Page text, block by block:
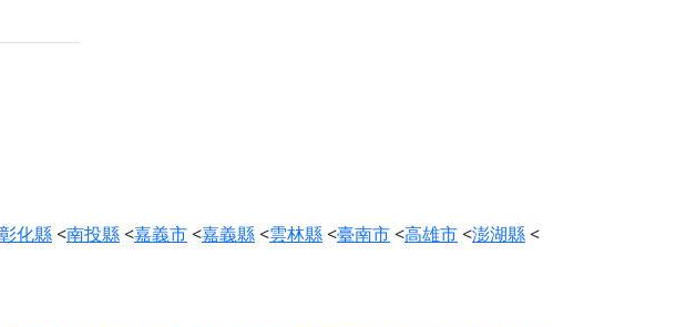
彰化縣<南投縣<嘉義市<嘉義縣<雲林縣<臺南市<高雄市<澎湖縣<